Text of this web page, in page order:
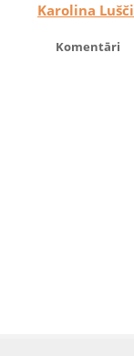
Karolina
Komentāri